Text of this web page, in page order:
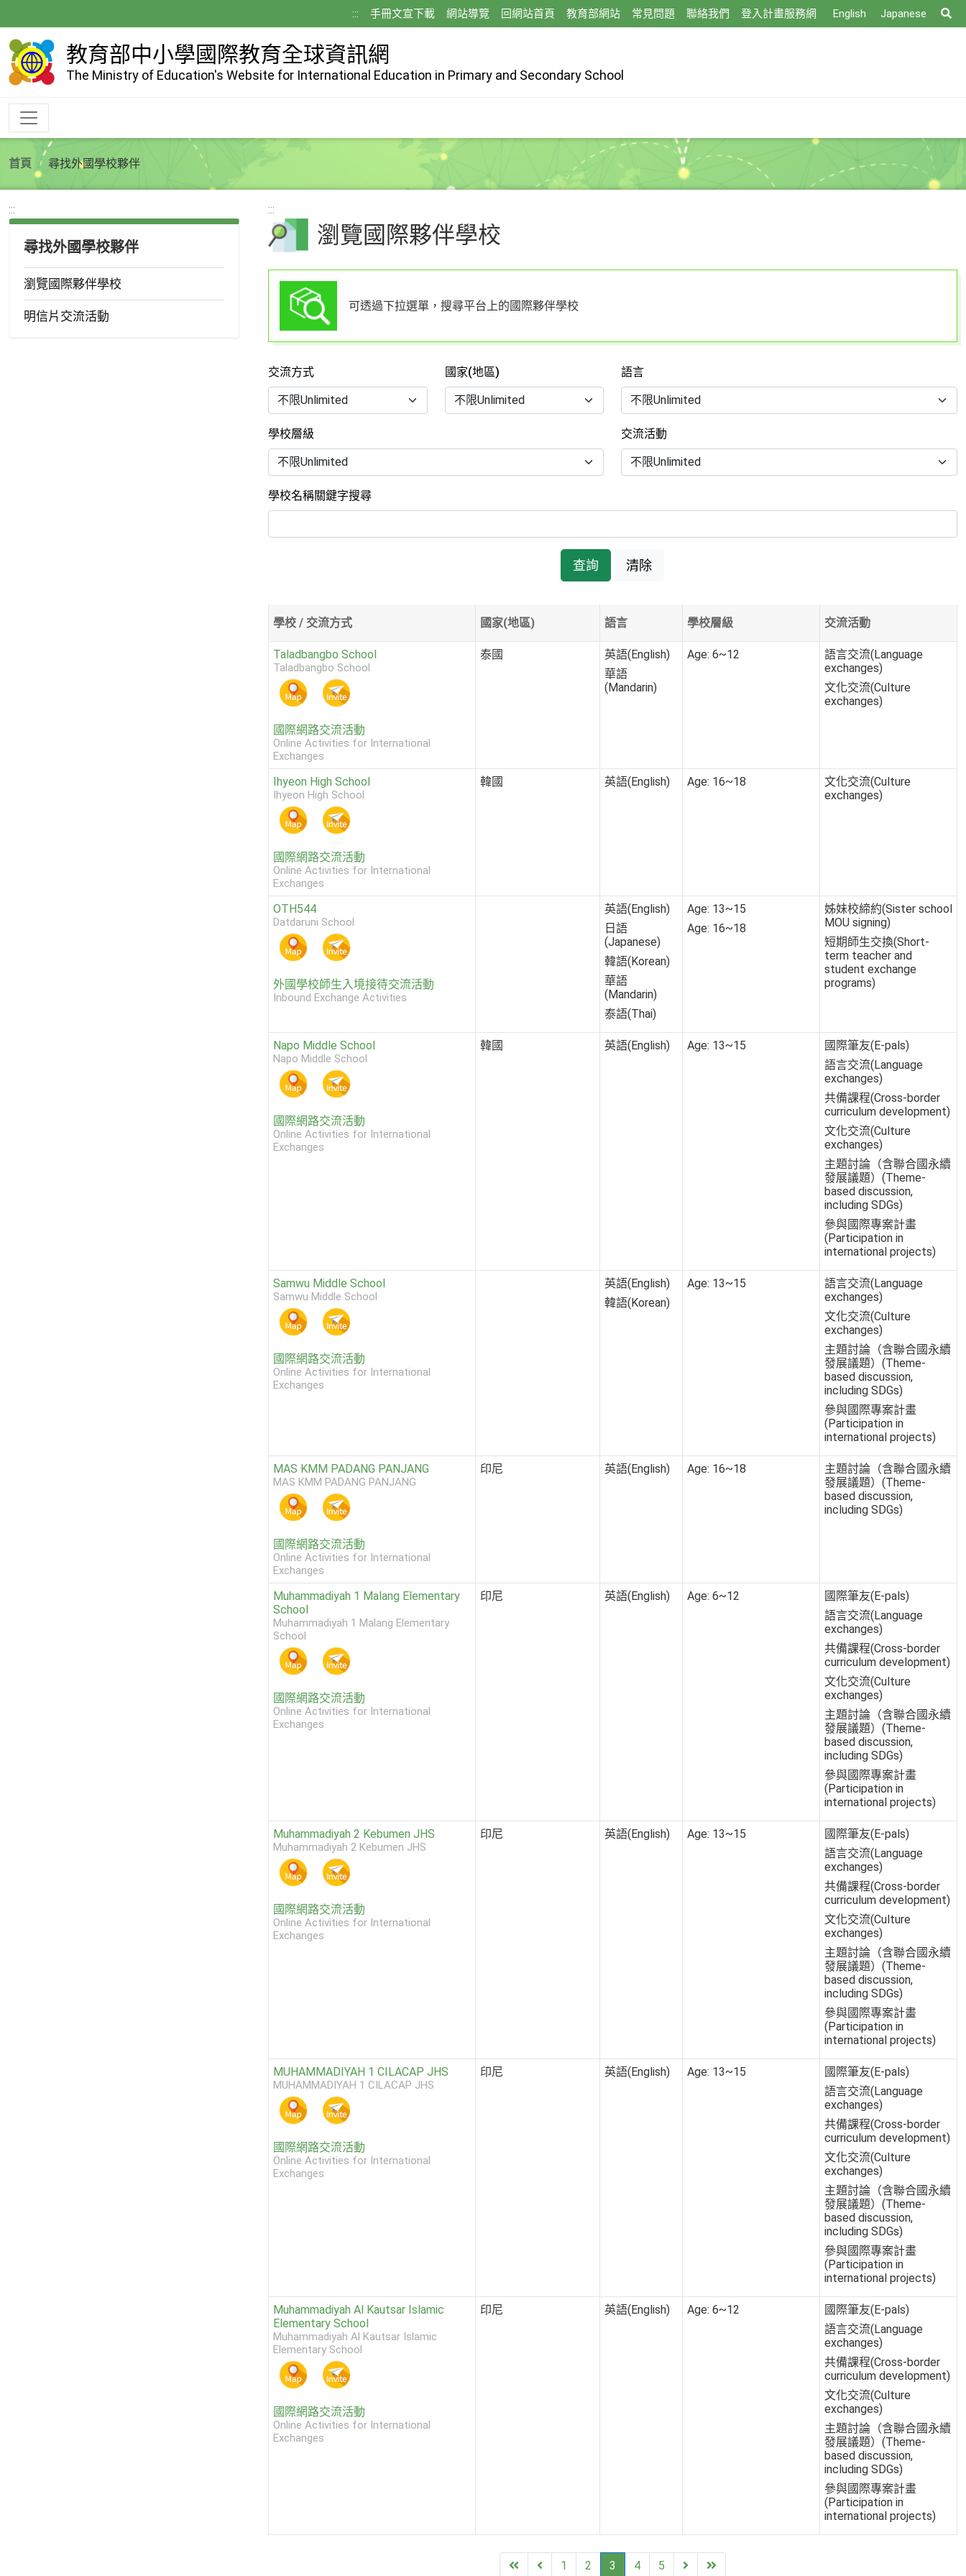
到
主
內
::: 手冊文宣下載 網站導覽 回網站首頁 教育部網站 常見問題 聯絡我們 登入計畫服務網 English Japanese
尋
教育部中小學國際教育全球資訊網
The Ministry of Education's Website for International Education in Primary and Secondary School
首頁 尋找外國學校夥伴
:::
尋找外國學校夥伴
瀏覽國際夥伴學校
明信片交流活動
:::
瀏覽國際夥伴學校
可透過下拉選單，搜尋平台上的國際夥伴學校
交流方式 國家(地區) 語言
學校層級 交流活動
學校名稱關鍵字搜尋
查詢 清除
學校 / 交流方式 國家(地區) 語言 學校層級 交流活動
Taladbangbo School
Taladbangbo School
國際網路交流活動
Online Activities for International
Exchanges
泰國
英語(English)
華語
(Mandarin)
Age: 6~12
語言交流(Language
exchanges)
文化交流(Culture
exchanges)
Ihyeon High School
Ihyeon High School
國際網路交流活動
Online Activities for International
Exchanges
韓國 英語(English) Age: 16~18
文化交流(Culture
exchanges)
OTH544
Datdaruni School
外國學校師生入境接待交流活動
Inbound Exchange Activities
英語(English)
日語
(Japanese)
韓語(Korean)
華語
(Mandarin)
泰語(Thai)
Age: 13~15
Age: 16~18
姊妹校締約(Sister school
MOU signing)
短期師生交換(Short-
term teacher and
student exchange
programs)
Napo Middle School
Napo Middle School
國際網路交流活動
Online Activities for International
Exchanges
韓國 英語(English) Age: 13~15
國際筆友(E-pals)
語言交流(Language
exchanges)
共備課程(Cross-border
curriculum development)
文化交流(Culture
exchanges)
主題討論（含聯合國永續
發展議題）(Theme-
based discussion,
including SDGs)
參與國際專案計畫
(Participation in
international projects)
Samwu Middle School
Samwu Middle School
國際網路交流活動
Online Activities for International
Exchanges
英語(English)
韓語(Korean)
Age: 13~15
語言交流(Language
exchanges)
文化交流(Culture
exchanges)
主題討論（含聯合國永續
發展議題）(Theme-
based discussion,
including SDGs)
參與國際專案計畫
(Participation in
international projects)
MAS KMM PADANG PANJANG
MAS KMM PADANG PANJANG
國際網路交流活動
Online Activities for International
Exchanges
印尼 英語(English) Age: 16~18
主題討論（含聯合國永續
發展議題）(Theme-
based discussion,
including SDGs)
Muhammadiyah 1 Malang Elementary
School
Muhammadiyah 1 Malang Elementary
School
國際網路交流活動
Online Activities for International
Exchanges
印尼 英語(English) Age: 6~12
國際筆友(E-pals)
語言交流(Language
exchanges)
共備課程(Cross-border
curriculum development)
文化交流(Culture
exchanges)
主題討論（含聯合國永續
發展議題）(Theme-
based discussion,
including SDGs)
參與國際專案計畫
(Participation in
international projects)
Muhammadiyah 2 Kebumen JHS
Muhammadiyah 2 Kebumen JHS
國際網路交流活動
Online Activities for International
Exchanges
印尼 英語(English) Age: 13~15
國際筆友(E-pals)
語言交流(Language
exchanges)
共備課程(Cross-border
curriculum development)
文化交流(Culture
exchanges)
主題討論（含聯合國永續
發展議題）(Theme-
based discussion,
including SDGs)
參與國際專案計畫
(Participation in
international projects)
MUHAMMADIYAH 1 CILACAP JHS
MUHAMMADIYAH 1 CILACAP JHS
國際網路交流活動
Online Activities for International
Exchanges
印尼 英語(English) Age: 13~15
國際筆友(E-pals)
語言交流(Language
exchanges)
共備課程(Cross-border
curriculum development)
文化交流(Culture
exchanges)
主題討論（含聯合國永續
發展議題）(Theme-
based discussion,
including SDGs)
參與國際專案計畫
(Participation in
international projects)
Muhammadiyah Al Kautsar Islamic
Elementary School
Muhammadiyah Al Kautsar Islamic
Elementary School
國際網路交流活動
Online Activities for International
Exchanges
印尼 英語(English) Age: 6~12
國際筆友(E-pals)
語言交流(Language
exchanges)
共備課程(Cross-border
curriculum development)
文化交流(Culture
exchanges)
主題討論（含聯合國永續
發展議題）(Theme-
based discussion,
including SDGs)
參與國際專案計畫
(Participation in
international projects)
FirstPrevious
1 2 3 4 5 Next End